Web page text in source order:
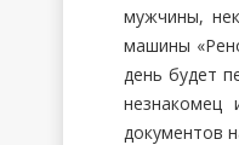
мужчины,
машины
день будет
документов